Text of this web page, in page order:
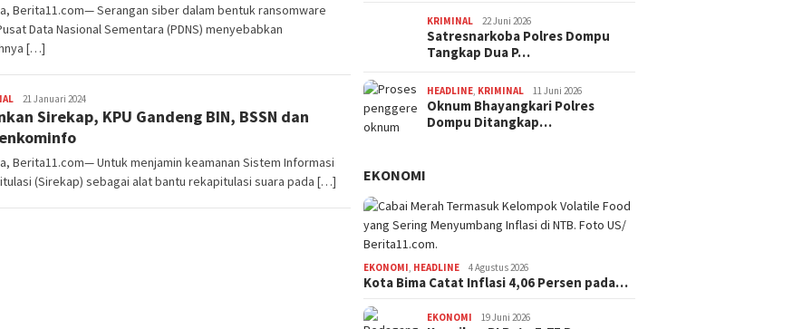
Berita11.com— Serangan siber dalam bentuk ransomware
Data Nasional Sementara (PDNS) menyebabkan
[…]
Redaksi
21 Januari 2024
Sirekap, KPU Gandeng BIN, BSSN dan
Berita11.com— Untuk menjamin keamanan Sistem Informasi
(Sirekap) sebagai alat bantu rekapitulasi suara pada […]
KRIMINAL 22 Juni 2026
Satresnarkoba Polres Dompu
Tangkap Dua P…
HEADLINE, KRIMINAL 11 Juni 2026
Oknum Bhayangkari Polres
Dompu Ditangkap…
EKONOMI
EKONOMI, HEADLINE 4 Agustus 2026
Kota Bima Catat Inflasi 4,06 Persen pada…
EKONOMI 19 Juni 2026